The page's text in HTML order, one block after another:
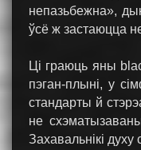
непазьбежна»,
ўсё ж застаюцца
Ці граюць яны
пэган-плыні, у
стандарты й
не
Захавальнікі